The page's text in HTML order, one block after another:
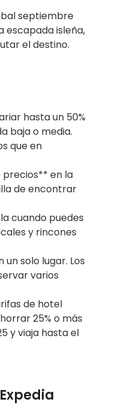
septiembre
escapada isleña,
el destino.
hasta un 50%
baja o media.
que en
precios** en la
de encontrar
cuando puedes
y rincones
solo lugar. Los
varios
de hotel
25% o más
y viaja hasta el